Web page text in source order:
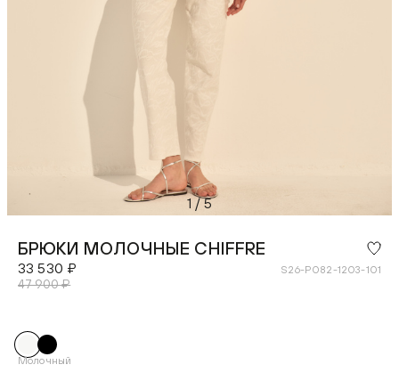
1 /5
БРЮКИ МОЛОЧНЫЕ CHIFFRE
33 530 ₽
47 900 ₽
S26-P082-1203-101
Молочный